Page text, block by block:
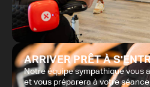
ARRIVER PRÊT À
Notre équipe sympathique vous
et vous préparera à votre